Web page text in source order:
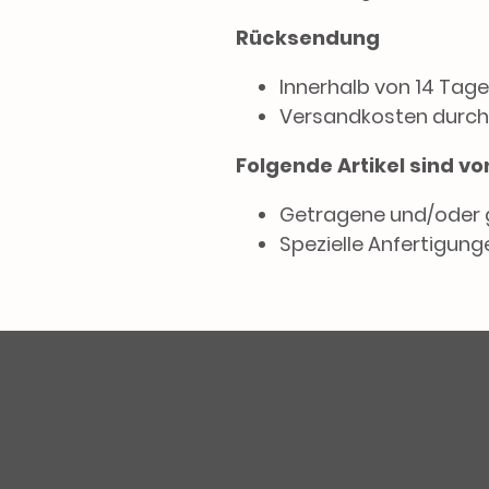
Rücksendung
Innerhalb von 14
Versandkosten
Folgende Artikel sind
Getragene und/oder
Spezielle